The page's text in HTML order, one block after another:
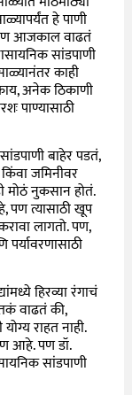
हे पाणी
आजकाल वाढतं
सांडपाणी
काही
अनेक ठिकाणी
पाण्यासाठी
बाहेर पडतं,
जमिनीवर
मोठं नुकसान होतं.
पण त्यासाठी खूप
लागतो. पण,
पर्यावरणासाठी
हिरव्या रंगाचं
वाढतं की,
राहत नाही.
आहे. पण डॉ.
सांडपाणी